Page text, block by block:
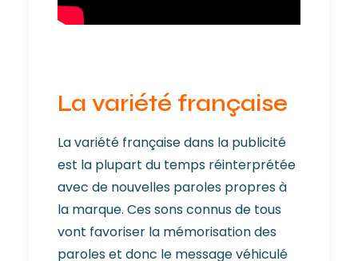
La variété française
La variété française dans la publicité
est la plupart du temps réinterprétée
avec de nouvelles paroles propres à
la marque. Ces sons connus de tous
vont favoriser la mémorisation des
paroles et donc le message véhiculé